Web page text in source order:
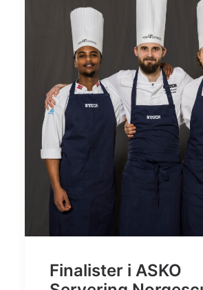
Finalister i ASKO